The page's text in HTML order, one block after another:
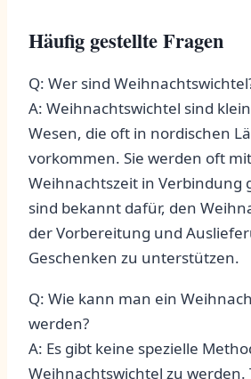
Häufig ⁣gestellte Fragen
Q: Wer ‌sind
A: Weihnachtswichtel sind
Wesen, die oft in‌ nordischen
⁢vorkommen.⁣ Sie‌ werden ⁤oft
Weihnachtszeit⁣ in Verbindung
sind⁢ bekannt dafür, den‍
der Vorbereitung und
Geschenken zu unterstützen.
Q: Wie kann ⁤man ein
werden?
A: Es gibt keine spezielle
Weihnachtswichtel ‌zu